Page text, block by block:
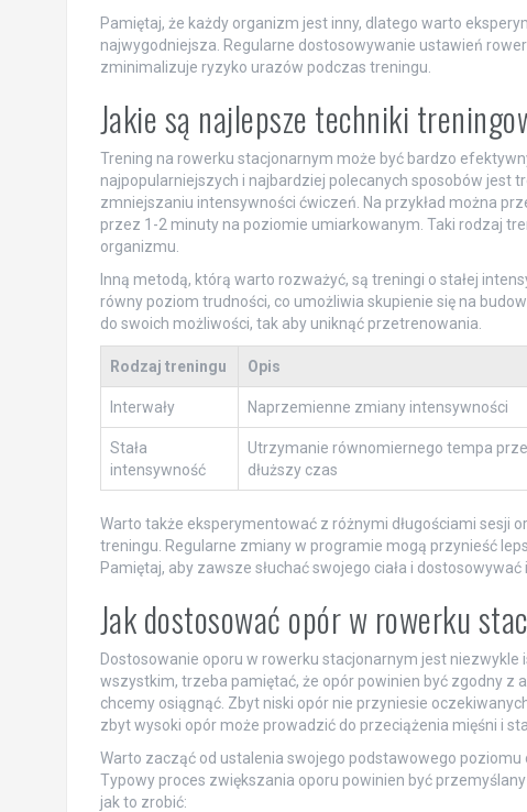
Pamiętaj, że każdy organizm jest inny, dlatego warto
najwygodniejsza. Regularne dostosowywanie ustawień
zminimalizuje ryzyko urazów podczas treningu.
Jakie są najlepsze techniki
Trening na rowerku stacjonarnym może być bardzo
najpopularniejszych i najbardziej polecanych sposobów jest
zmniejszaniu intensywności ćwiczeń. Na przykład można
przez 1-2 minuty na poziomie umiarkowanym. Taki rodzaj
organizmu.
Inną metodą, którą warto rozważyć, są treningi o stałej
równy poziom trudności, co umożliwia skupienie się na
do swoich możliwości, tak aby uniknąć przetrenowania.
Rodzaj treningu Opis
Interwały Naprzemienne zmiany intensywności
Stała
intensywność
Utrzymanie równomiernego tempa
dłuższy czas
Warto także eksperymentować z różnymi długościami sesji
treningu. Regularne zmiany w programie mogą przynieść
Pamiętaj, aby zawsze słuchać swojego ciała i
Jak dostosować opór w rowerku
Dostosowanie oporu w rowerku stacjonarnym jest
wszystkim, trzeba pamiętać, że opór powinien być zgodny
chcemy osiągnąć. Zbyt niski opór nie przyniesie
zbyt wysoki opór może prowadzić do przeciążenia mięśni i
Warto zacząć od ustalenia swojego podstawowego
Typowy proces zwiększania oporu powinien być
jak to zrobić: